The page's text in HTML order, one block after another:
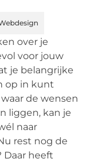
over je
voor jouw
je belangrijke
op in kunt
de wensen
liggen, kan je
naar
rest nog de
Daar heeft